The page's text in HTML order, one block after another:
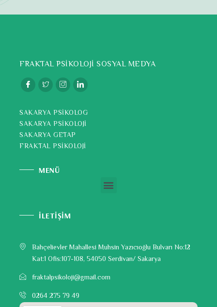
FRAKTAL PSİKOLOJİ SOSYAL MEDYA
SAKARYA PSİKOLOG
SAKARYA PSİKOLOJİ
SAKARYA GETAP
FRAKTAL PSİKOLOJİ
MENÜ
İLETİŞİM
Bahçelievler Mahallesi Muhsin Yazıcıoğlu Bulvarı No:12
Kat:1 Ofis:107-108, 54050 Serdivan/ Sakarya
fraktalpsikoloji@gmail.com
0264 275 79 49